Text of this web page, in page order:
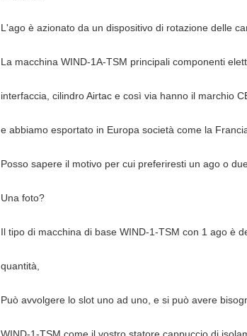
L'ago è azionato da un dispositivo di rotazione delle
La macchina WIND-1A-TSM principali componenti
interfaccia, cilindro Airtac e così via hanno il marchio
e abbiamo esportato in Europa società come la
Posso sapere il motivo per cui preferiresti un ago o
Una foto?
Il tipo di macchina di base WIND-1-TSM con 1 ago è
quantità,
Può avvolgere lo slot uno ad uno, e si può avere